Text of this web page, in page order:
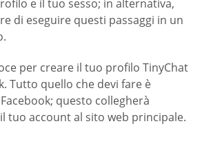
e il tuo sesso; in alternativa,
di eseguire questi passaggi in un
per creare il tuo profilo TinyChat
Tutto quello che devi fare è
questo collegherà
tuo account al sito web principale.